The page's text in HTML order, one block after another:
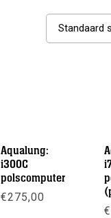
Standaard
Aqualung:
i300C
polscomputer
€275,00
€